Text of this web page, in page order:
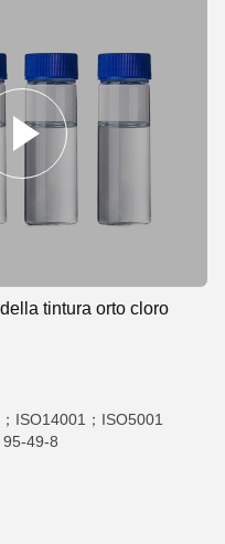
tintura orto cloro
ISO14001；ISO5001
49-8